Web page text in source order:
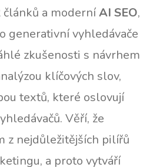
a moderníAI SEO,
generativní vyhledávače
zkušenosti s návrhem
klíčových slov,
textů, které oslovují
Věří, že
z nejdůležitějších pilířů
a proto vytváří